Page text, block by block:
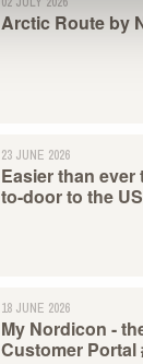
Arctic Route by
23 JUNE 2026
Easier than
to-door to the
18 JUNE 2026
My Nordicon -
Customer Portal